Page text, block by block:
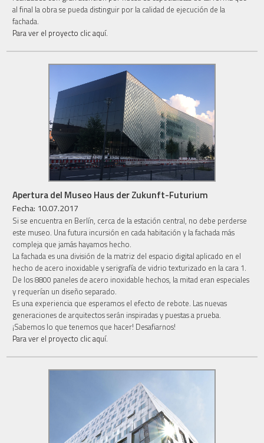
al final la obra se pueda distinguir por la calidad de ejecución de la
fachada.
Para ver el proyecto clic aquí.
Apertura del Museo Haus der Zukunft-Futurium
Fecha: 10.07.2017
Si se encuentra en Berlín, cerca de la estación central, no debe perderse
este museo. Una futura incursión en cada habitación y la fachada más
compleja que jamás hayamos hecho.
La fachada es una división de la matriz del espacio digital aplicado en el
hecho de acero inoxidable y serigrafía de vidrio texturizado en la cara 1.
De los 8800 paneles de acero inoxidable hechos, la mitad eran especiales
y requerían un diseño separado.
Es una experiencia que esperamos el efecto de rebote. Las nuevas
generaciones de arquitectos serán inspiradas y puestas a prueba.
¡Sabemos lo que tenemos que hacer! Desafiarnos!
Para ver el proyecto clic aquí.